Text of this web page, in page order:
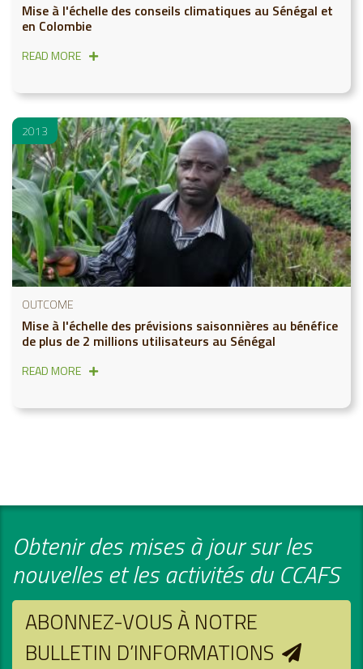
Mise à l'échelle des conseils climatiques au Sénégal et
en Colombie
READ MORE
2013
OUTCOME
Mise à l'échelle des prévisions saisonnières au bénéfice
de plus de 2 millions utilisateurs au Sénégal
READ MORE
Obtenir des mises à jour sur les
nouvelles et les activités du CCAFS
ABONNEZ-VOUS À NOTRE
BULLETIN D’INFORMATIONS